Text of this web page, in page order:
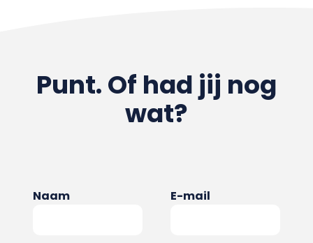
Punt. Of had jij nog
wat?
Naam E-mail